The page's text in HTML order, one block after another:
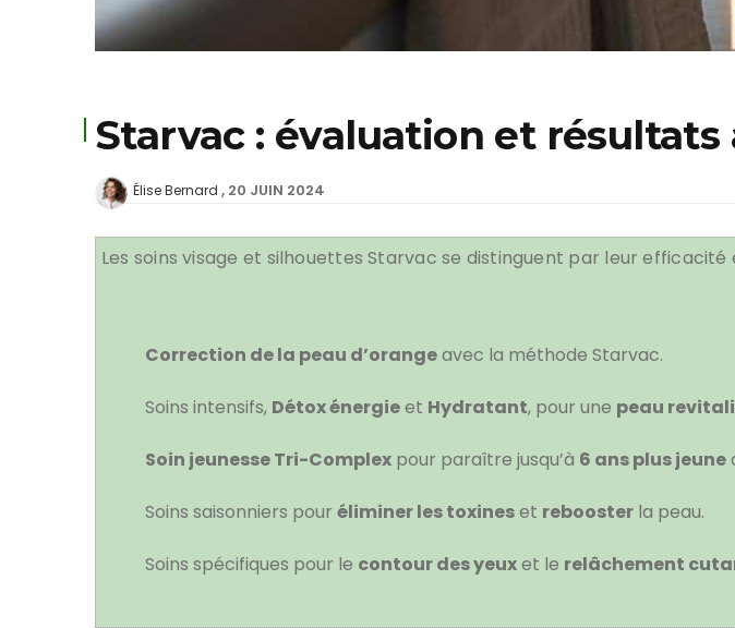
Starvac : évaluation et
Élise Bernard 20 JUIN 2024
Les soins visage et silhouettes Starvac se distinguent par leur
Correction de la peau d’orangeavec la méthode Starvac.
Soins intensifs, Détox énergieet Hydratant, pour une peau
Soin jeunesse Tri-Complex pour paraître jusqu’à 6 ans plus jeune
Soins saisonniers pour éliminer les toxineset rebooster la peau.
Soins spécifiques pour le contour des yeuxet le relâchement